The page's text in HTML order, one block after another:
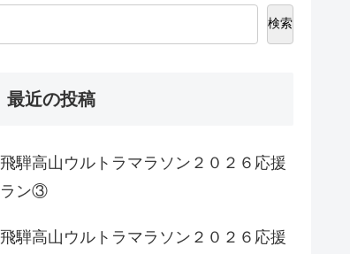
検索
最近の投稿
飛騨高山ウルトラマラソン２０２６応援
ラン③
飛騨高山ウルトラマラソン２０２６応援